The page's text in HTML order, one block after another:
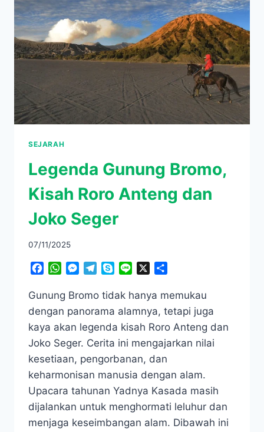
RINJANI
SEJARAH
Legenda Gunung Bromo,
Kisah Roro Anteng dan
Joko Seger
07/11/2025
Facebook
WhatsApp
Messenger
TelegramSkypeLine
Gunung Bromo tidak hanya memukau
dengan panorama alamnya, tetapi juga
kaya akan legenda kisah Roro Anteng dan
Joko Seger. Cerita ini mengajarkan nilai
kesetiaan, pengorbanan, dan
keharmonisan manusia dengan alam.
Upacara tahunan Yadnya Kasada masih
dijalankan untuk menghormati leluhur dan
menjaga keseimbangan alam. Dibawah ini